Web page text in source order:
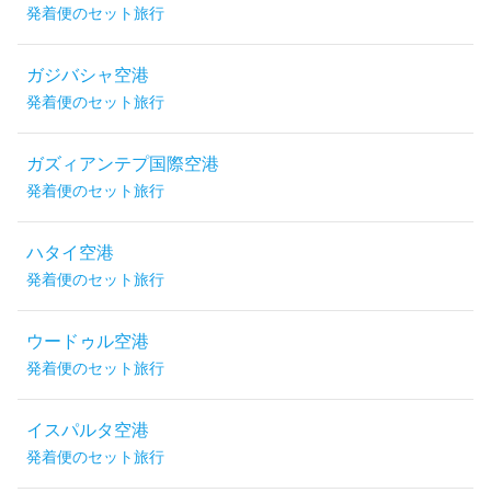
発着便のセット旅行
ガジバシャ空港
発着便のセット旅行
ガズィアンテプ国際空港
発着便のセット旅行
ハタイ空港
発着便のセット旅行
ウードゥル空港
発着便のセット旅行
イスパルタ空港
発着便のセット旅行